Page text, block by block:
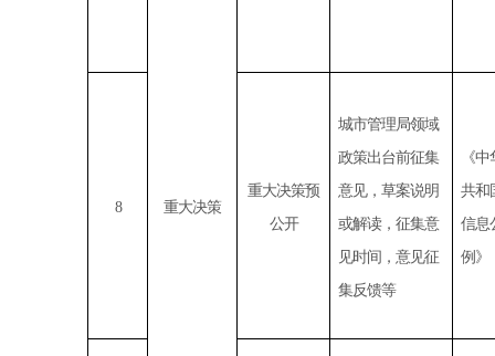
重大决策
8
重大决策预
公开
城市管理局领域
政策出台前征集
意见，草案说明
或解读，征集意
见时间，意见征
集反馈等
《
共和
信息
例》